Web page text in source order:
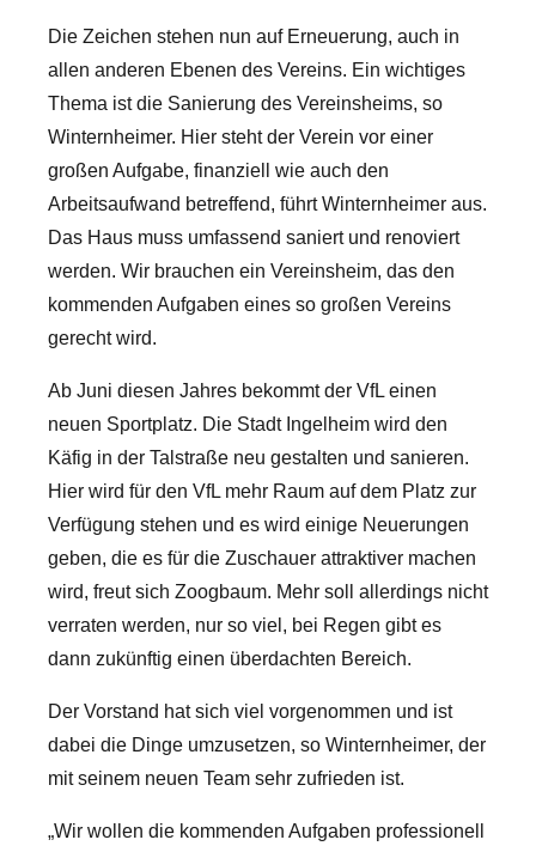
Die Zeichen stehen nun auf Erneuerung, auch in
allen anderen Ebenen des Vereins. Ein wichtiges
Thema ist die Sanierung des Vereinsheims, so
Winternheimer. Hier steht der Verein vor einer
großen Aufgabe, finanziell wie auch den
Arbeitsaufwand betreffend, führt Winternheimer aus.
Das Haus muss umfassend saniert und renoviert
werden. Wir brauchen ein Vereinsheim, das den
kommenden Aufgaben eines so großen Vereins
gerecht wird.
Ab Juni diesen Jahres bekommt der VfL einen
neuen Sportplatz. Die Stadt Ingelheim wird den
Käfig in der Talstraße neu gestalten und sanieren.
Hier wird für den VfL mehr Raum auf dem Platz zur
Verfügung stehen und es wird einige Neuerungen
geben, die es für die Zuschauer attraktiver machen
wird, freut sich Zoogbaum. Mehr soll allerdings nicht
verraten werden, nur so viel, bei Regen gibt es
dann zukünftig einen überdachten Bereich.
Der Vorstand hat sich viel vorgenommen und ist
dabei die Dinge umzusetzen, so Winternheimer, der
mit seinem neuen Team sehr zufrieden ist.
„Wir wollen die kommenden Aufgaben professionell